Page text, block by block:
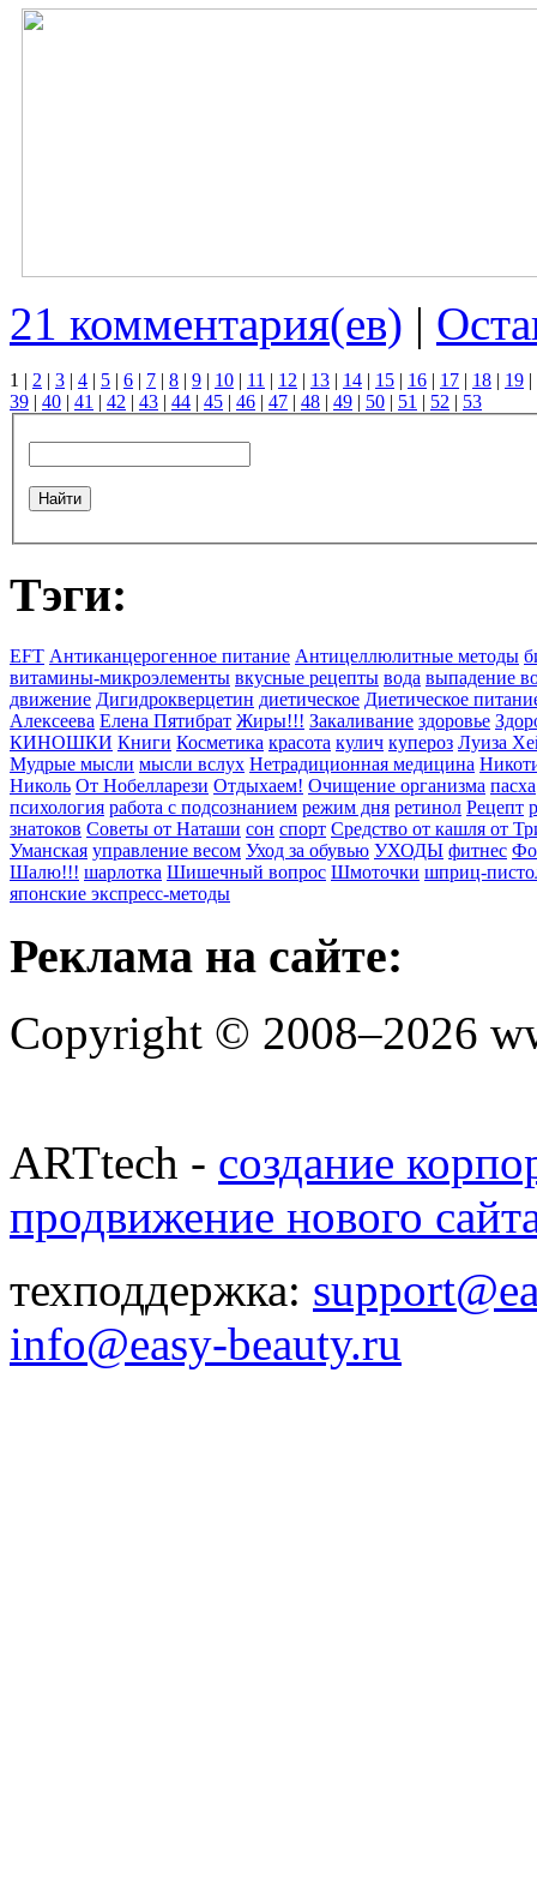
21 комментария(ев) |
1 | 2 | 3 | 4 | 5 | 6 | 7 | 8 | 9 | 10 | 11 | 12 | 13 | 14 | 15 | 16 | 17 | 18 | 19 |
39 | 40 | 41 | 42 | 43 | 44 | 45 | 46 | 47 | 48 | 49 | 50 | 51 | 52 | 53
Тэги:
EFT Антиканцерогенное питание Антицеллюлитные методы
витамины-микроэлементы вкусные рецепты вода выпадение
движение Дигидрокверцетин диетическое Диетическое
Алексеева Елена Пятибрат Жиры!!! Закаливание здоровье
КИНОШКИ Книги Косметика красота кулич купероз Луиза
Мудрые мысли мысли вслух Нетрадиционная медицина
Николь От Нобелларези Отдыхаем! Очищение организма пасха
психология работа с подсознанием режим дня ретинол Рецепт
знатоков Советы от Наташи сон спорт Средство от кашля от
Уманская управление весом Уход за обувью УХОДЫ фитнес
Шалю!!! шарлотка Шишечный вопрос Шмоточки шприц-
японские экспресс-методы
Реклама на сайте:
Copyright © 2008–2026
ARTtech - создание
продвижение нового
техподдержка:
info@easy-beauty.ru